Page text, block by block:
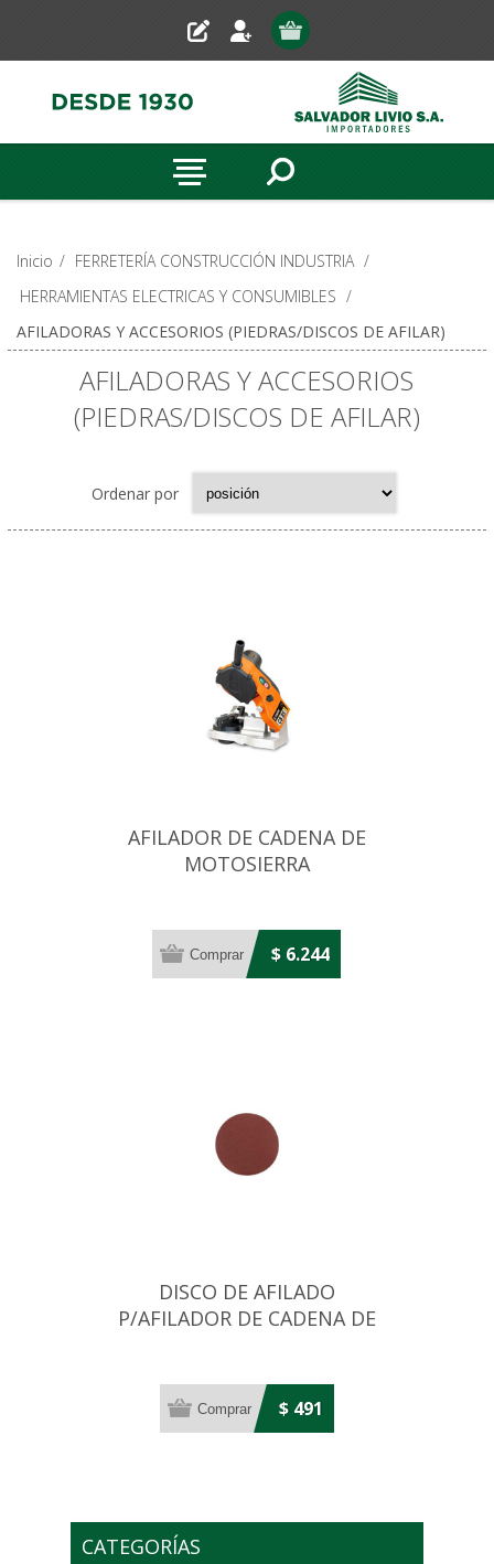
Inicio / FERRETERÍA CONSTRUCCIÓN INDUSTRIA /
HERRAMIENTAS ELECTRICAS Y CONSUMIBLES /
AFILADORAS Y ACCESORIOS (PIEDRAS/DISCOS DE AFILAR)
AFILADORAS Y ACCESORIOS
(PIEDRAS/DISCOS DE AFILAR)
Ordenar por
AFILADOR DE CADENA DE
MOTOSIERRA
$ 6.244
DISCO DE AFILADO
P/AFILADOR DE CADENA DE
$ 491
CATEGORÍAS